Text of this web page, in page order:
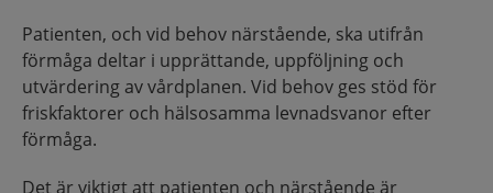
Patienten, och vid behov närstående, ska utifrån
förmåga deltar i upprättande, uppföljning och
utvärdering av vårdplanen. Vid behov ges stöd för
friskfaktorer och hälsosamma levnadsvanor efter
förmåga.
Det är viktigt att patienten och närstående är